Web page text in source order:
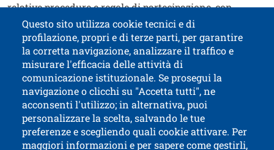
relative procedure e regole di partecipazione, con
indicazione di eventuali scadenze interne.
Contatti
Titolo contatti
Questo sito utilizza cookie tecnici e di
profilazione, propri e di terze parti, per garantire
la corretta navigazione, analizzare il traffico e
misurare l'efficacia delle attività di
comunicazione istituzionale. Se prosegui la
navigazione o clicchi su "Accetta tutti", ne
acconsenti l'utilizzo; in alternativa, puoi
personalizzare la scelta, salvando le tue
preferenze e scegliendo quali cookie attivare. Per
maggiori informazioni e per sapere come gestirli,
Università di Trento
via Calepina, 14 - I-38122 Trento
P.IVA-C.F. 003​40520220